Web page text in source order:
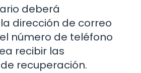
deberá
dirección de correo
número de teléfono
recibir las
recuperación.